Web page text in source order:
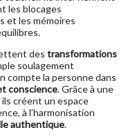
les blocages
et les mémoires
des transformations
soulagement
compte la personne dans
conscience. Grâce à une
ils créent un espace
à l’harmonisation
authentique.